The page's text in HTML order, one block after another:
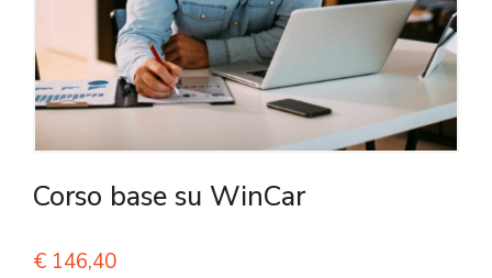
Corso base su WinCar
€ 146,40